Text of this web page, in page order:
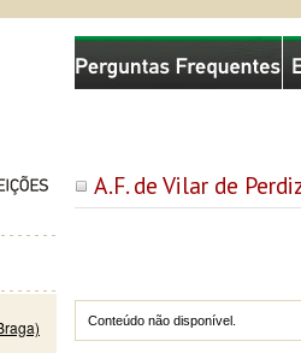
A.F. de Vilar de
Conteúdo não disponível.
Comissão Nacional de Eleições